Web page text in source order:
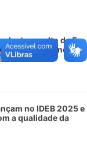
destaca salto de 5
com nota 10 no
no IDEB 2025 e
a qualidade da